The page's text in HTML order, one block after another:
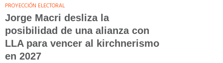
PROYECCIÓN ELECTORAL
Jorge Macri desliza la
posibilidad de una alianza con
LLA para vencer al kirchnerismo
en 2027